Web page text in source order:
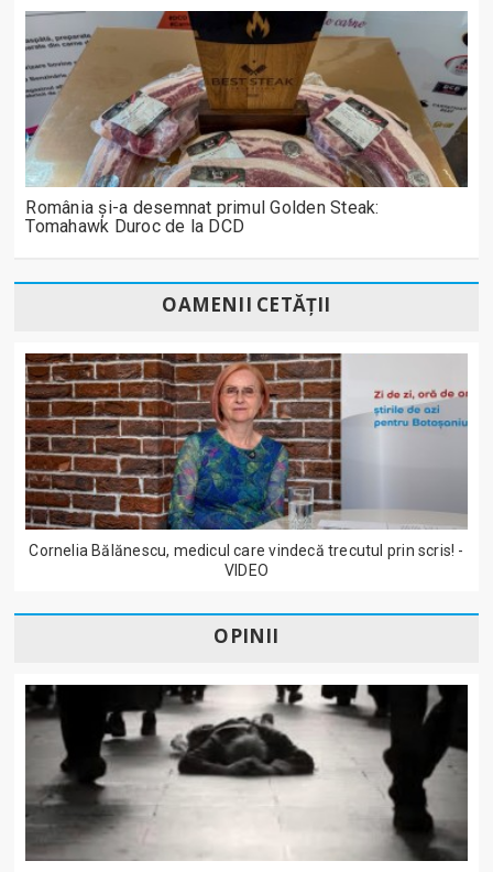
România și-a desemnat primul Golden Steak:
Tomahawk Duroc de la DCD
OAMENII CETĂȚII
Cornelia Bălănescu, medicul care vindecă trecutul prin scris! -
VIDEO
OPINII